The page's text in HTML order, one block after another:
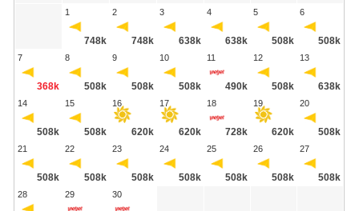
1
748k
2
748k
3
638k
4
638k
5
508k
6
508k
7
368k
8
508k
9
508k
10
508k
11
490k
12
508k
13
638k
14
508k
15
508k
16
620k
17
620k
18
728k
19
620k
20
508k
21
508k
22
508k
23
508k
24
508k
25
508k
26
508k
27
508k
28 29 30